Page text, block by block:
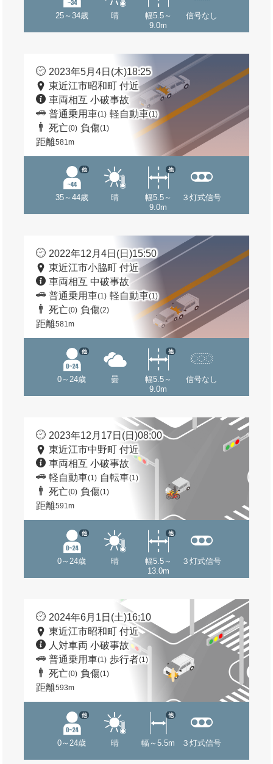
25～34歳 晴
幅5.5～
9.0m
信号なし
2023年5月4日(木)18:25
東近江市昭和町 付近
車両相互 小破事故
普通乗用車(1) 軽自動車(1)
死亡(0) 負傷(1)
距離581m
35～44歳
他
晴
幅5.5～
9.0m
他
３灯式信号
2022年12月4日(日)15:50
東近江市小脇町 付近
車両相互 中破事故
普通乗用車(1) 軽自動車(1)
死亡(0) 負傷(2)
距離581m
0～24歳
他
曇
幅5.5～
9.0m
他
信号なし
2023年12月17日(日)08:00
東近江市中野町 付近
車両相互 小破事故
軽自動車(1) 自転車(1)
死亡(0) 負傷(1)
距離591m
0～24歳
他
晴
幅5.5～
13.0m
他
３灯式信号
2024年6月1日(土)16:10
東近江市昭和町 付近
人対車両 小破事故
普通乗用車(1) 歩行者(1)
死亡(0) 負傷(1)
距離593m
0～24歳
他
晴 幅～5.5m
他
３灯式信号